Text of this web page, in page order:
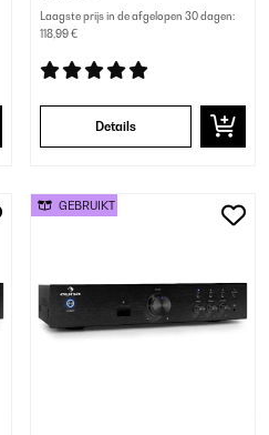
Laagste prijs in de afgelopen 30 dagen:
118,99 €
Details
GEBRUIKT